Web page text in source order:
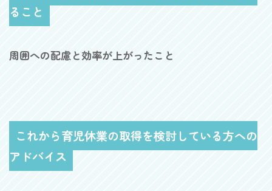
ること
周囲への配慮と効率が上がったこと
これから育児休業の取得を検討している方への
アドバイス